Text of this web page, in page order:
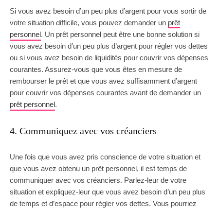
Si vous avez besoin d’un peu plus d’argent pour vous sortir de
votre situation difficile, vous pouvez demander un prêt
personnel. Un prêt personnel peut être une bonne solution si
vous avez besoin d’un peu plus d’argent pour régler vos dettes
ou si vous avez besoin de liquidités pour couvrir vos dépenses
courantes. Assurez-vous que vous êtes en mesure de
rembourser le prêt et que vous avez suffisamment d’argent
pour couvrir vos dépenses courantes avant de demander un
prêt personnel.
4. Communiquez avec vos créanciers
Une fois que vous avez pris conscience de votre situation et
que vous avez obtenu un prêt personnel, il est temps de
communiquer avec vos créanciers. Parlez-leur de votre
situation et expliquez-leur que vous avez besoin d’un peu plus
de temps et d’espace pour régler vos dettes. Vous pourriez